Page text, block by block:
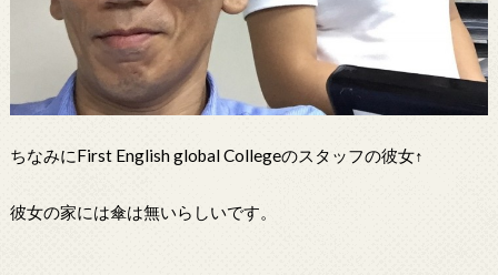
ちなみにFirst English global Collegeのスタッフの彼女↑
彼女の家には傘は無いらしいです。